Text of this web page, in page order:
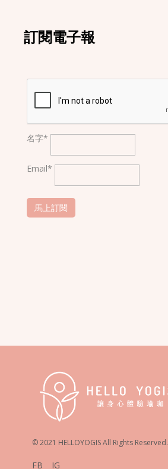
訂閱電子報
名字*
Email*
© 2021 HELLOYOGIS All Rights Reserved.
FB IG